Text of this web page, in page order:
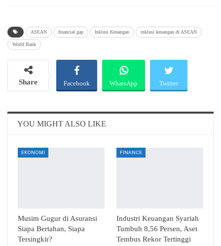
ASEAN financial gap Inklusi Keuangan inklusi keuangan di ASEAN
World Bank
Share Facebook WhatsApp Twitter
Email
YOU MIGHT ALSO LIKE
EKONOMI
Musim Gugur di Asuransi
Siapa Bertahan, Siapa
Tersingkir?
FINANCE
Industri Keuangan Syariah
Tumbuh 8,56 Persen, Aset
Tembus Rekor Tertinggi